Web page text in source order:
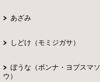
あざみ
しどけ（モミジガサ）
ぼうな（ボンナ・ヨブスマソ
ウ）